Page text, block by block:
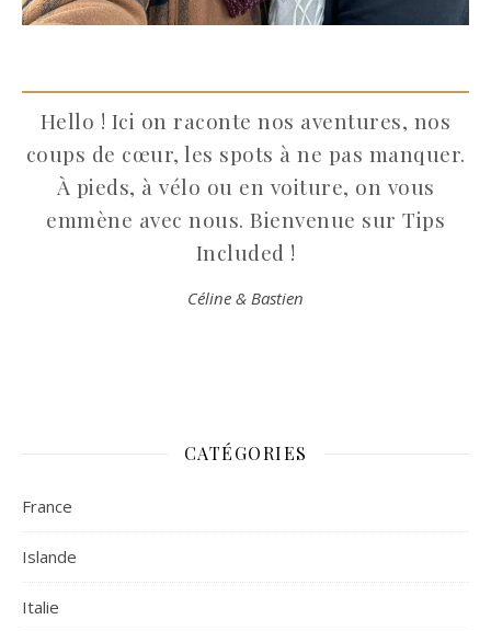
Hello ! Ici on raconte nos aventures, nos
coups de cœur, les spots à ne pas manquer.
À pieds, à vélo ou en voiture, on vous
emmène avec nous. Bienvenue sur Tips
Included !
Céline & Bastien
CATÉGORIES
France
Islande
Italie